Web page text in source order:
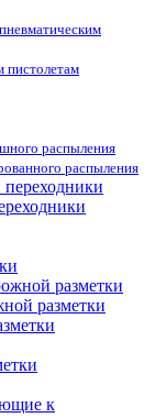
пистолетам
распыления
распыления
разметки